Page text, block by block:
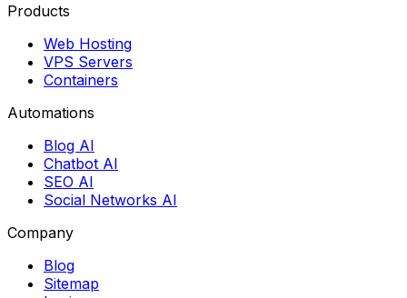
Products
Web Hosting
VPS Servers
Containers
Automations
Blog AI
Chatbot AI
SEO AI
Social Networks AI
Company
Blog
Sitemap